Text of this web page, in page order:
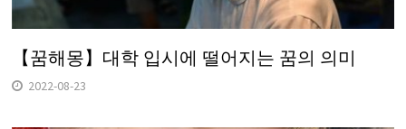
【꿈해몽】대학 입시에 떨어지는 꿈의 의미
2022-08-23